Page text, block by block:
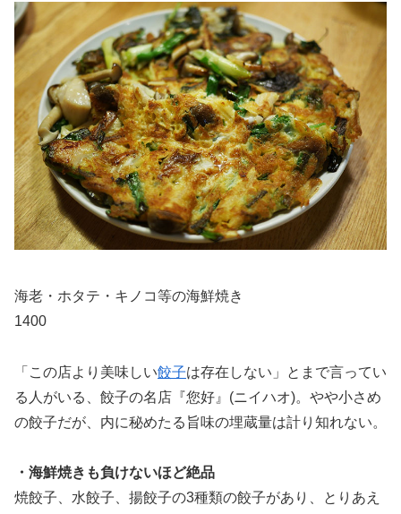
海老・ホタテ・キノコ等の海鮮焼き
1400
「この店より美味しい餃子は存在しない」とまで言ってい
る人がいる、餃子の名店『您好』(ニイハオ)。やや小さめ
の餃子だが、内に秘めたる旨味の埋蔵量は計り知れない。
・海鮮焼きも負けないほど絶品
焼餃子、水餃子、揚餃子の3種類の餃子があり、とりあえ